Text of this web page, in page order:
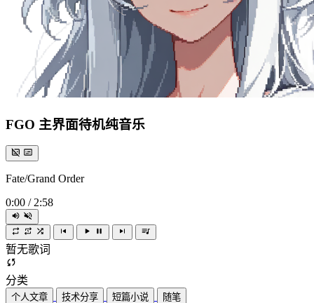
FGO 主界面待机纯音乐
Fate/Grand Order
0:00 / 2:58
暂无歌词
分类
个人文章 技术分享 短篇小说 随笔